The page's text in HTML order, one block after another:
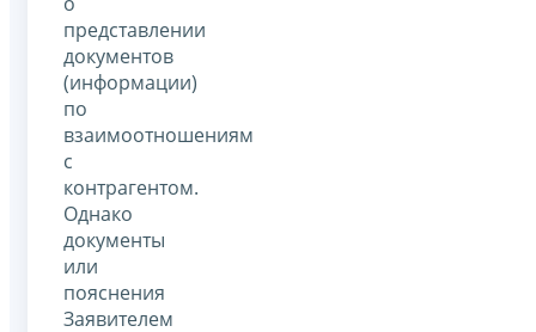
представлении
документов
(информации)
по
взаимоотношениям
с
контрагентом.
Однако
документы
или
пояснения
Заявителем